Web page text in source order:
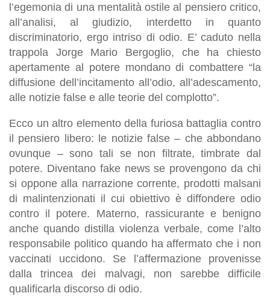
l’egemonia di una mentalità ostile al pensiero critico,
all’analisi, al giudizio, interdetto in quanto
discriminatorio, ergo intriso di odio. E’ caduto nella
trappola Jorge Mario Bergoglio, che ha chiesto
apertamente al potere mondano di combattere “la
diffusione dell’incitamento all’odio, all’adescamento,
alle notizie false e alle teorie del complotto”.
Ecco un altro elemento della furiosa battaglia contro
il pensiero libero: le notizie false – che abbondano
ovunque – sono tali se non filtrate, timbrate dal
potere. Diventano fake news se provengono da chi
si oppone alla narrazione corrente, prodotti malsani
di malintenzionati il cui obiettivo è diffondere odio
contro il potere. Materno, rassicurante e benigno
anche quando distilla violenza verbale, come l’alto
responsabile politico quando ha affermato che i non
vaccinati uccidono. Se l’affermazione provenisse
dalla trincea dei malvagi, non sarebbe difficile
qualificarla discorso di odio.